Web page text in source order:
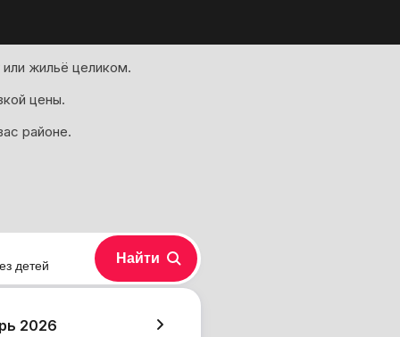
жильё целиком.
цены.
районе.
2026
детей Найти